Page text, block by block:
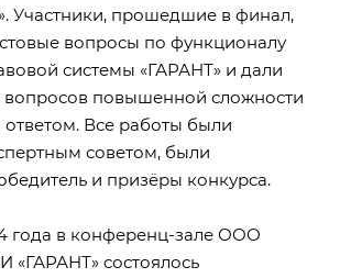
Участники, прошедшие в финал,
вопросы по функционалу
системы «ГАРАНТ» и дали
вопросов повышенной сложности
Все работы были
советом, были
и призёры конкурса.
года в конференц-зале ООО
«ГАРАНТ» состоялось